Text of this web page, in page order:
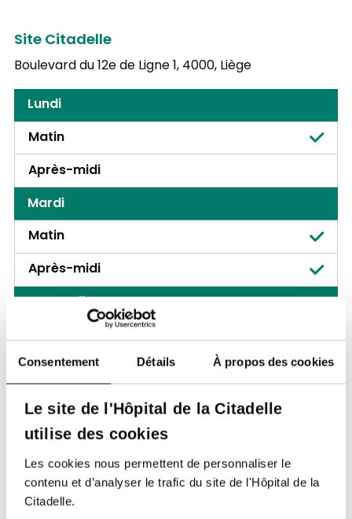
Consentement Détails À propos des cookies
Le site de l'Hôpital de la Citadelle
utilise des cookies
Les cookies nous permettent de personnaliser le
contenu et d’analyser le trafic du site de l'Hôpital de la
Citadelle.
Site Citadelle
Boulevard du 12e de Ligne 1,4000, Liège
Lundi
Matin
Après-midi
Mardi
Matin
Après-midi
Mercredi
Matin
Après-midi
Jeudi
Matin
Après-midi
Vendredi